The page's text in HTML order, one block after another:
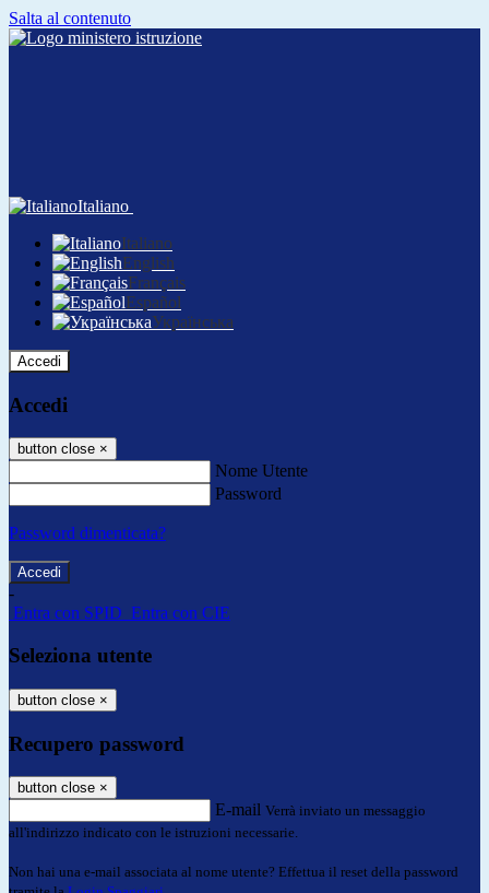
Salta al contenuto
Italiano
Italiano
English
Français
Español
Українська
Accedi
Accedi
button close ×
Nome Utente
Password
Password dimenticata?
-
Entra con SPID Entra con CIE
Seleziona utente
button close ×
Recupero password
button close ×
E-mail Verrà inviato un messaggio
all'indirizzo indicato con le istruzioni necessarie.
Non hai una e-mail associata al nome utente? Effettua il reset della password